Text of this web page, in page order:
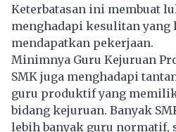
Keterbatasan ini membuat
menghadapi kesulitan yang
mendapatkan pekerjaan.
Minimnya Guru Kejuruan
SMK juga menghadapi
guru produktif yang
bidang kejuruan. Banyak
lebih banyak guru normatif,